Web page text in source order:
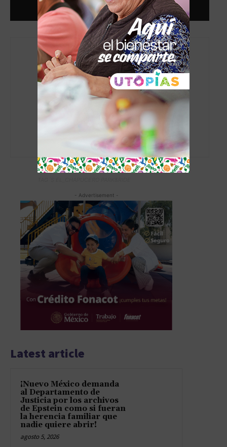
admin
https://www.elchapucero.com
- Advertisement -
Latest article
¡Nuevo México demanda
al Departamento de
Justicia por los archivos
de Epstein como si fueran
la herencia familiar que
nadie quiere abrir!
agosto 5, 2026